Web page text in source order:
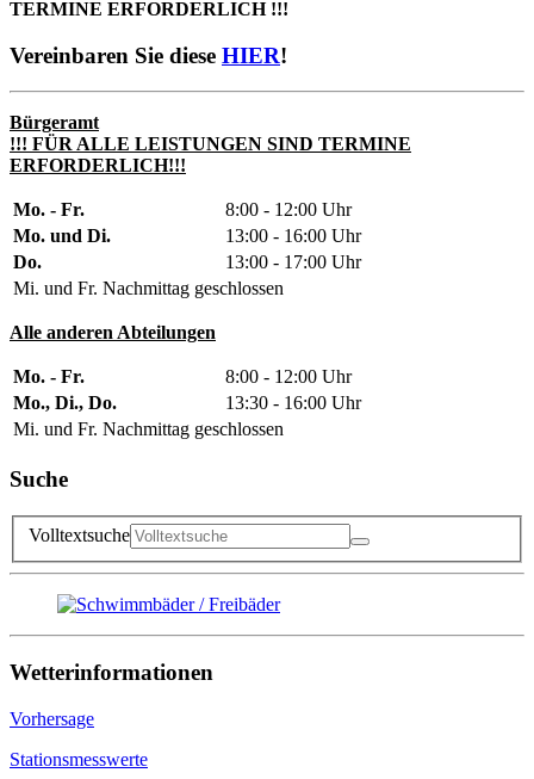
TERMINE ERFORDERLICH !!!
Vereinbaren Sie diese HIER!
Bürgeramt
!!! FÜR ALLE LEISTUNGEN SIND TERMINE
ERFORDERLICH!!!
Mo. - Fr.
8:00 - 12:00 Uhr
Mo. und Di.
13:00 - 16:00 Uhr
Do.
13:00 - 17:00 Uhr
Mi. und Fr. Nachmittag geschlossen
Alle anderen Abteilungen
Mo. - Fr.
8:00 - 12:00 Uhr
Mo., Di., Do.
13:30 - 16:00 Uhr
Mi. und Fr. Nachmittag geschlossen
Suche
Volltextsuche
Wetterinformationen
Vorhersage
Stationsmesswerte